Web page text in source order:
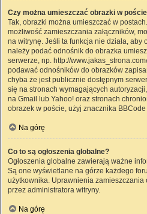
Czy można umieszczać obrazki w
Tak, obrazki można umieszczać w
możliwość zamieszczania załączników,
na witrynę. Jeśli ta funkcja nie działa, aby
należy podać odnośnik do obrazka
serwerze, np. http://
podawać odnośników do obrazków
chyba że jest publicznie dostępnym
się na stronach wymagających
na Gmail lub Yahoo! oraz stronach
obrazek w poście, użyj znacznika BBCode
Na górę
Co to są ogłoszenia globalne?
Ogłoszenia globalne zawierają ważne
Są one wyświetlane na górze każdego
użytkownika. Uprawnienia zamieszczania
przez administratora witryny.
Na górę